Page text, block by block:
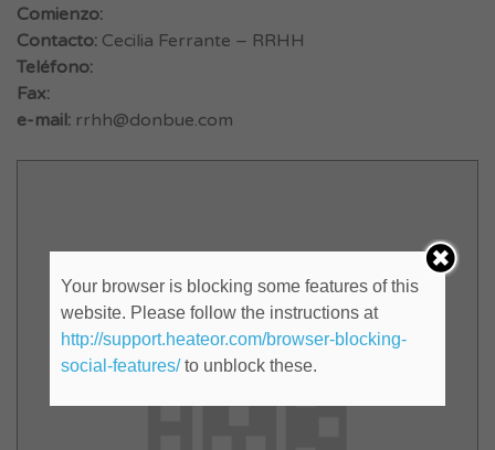
Comienzo:
Contacto: Cecilia Ferrante – RRHH
Teléfono:
Fax:
e-mail: rrhh@donbue.com
Your browser is blocking some features of this
website. Please follow the instructions at
http://support.heateor.com/browser-blocking-
social-features/to unblock these.